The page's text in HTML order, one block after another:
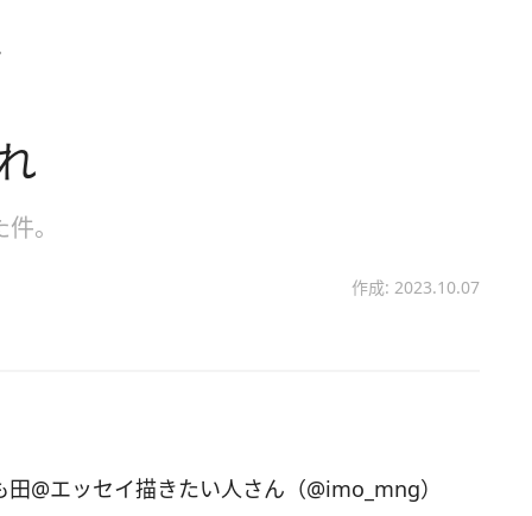
。
作成: 2023.10.07
@エッセイ描きたい人さん（@imo_mng）